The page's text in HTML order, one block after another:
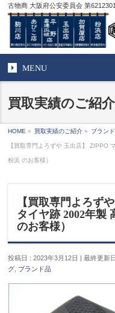
古物商 大阪府公安委員会 第
MENU
買取実績のご紹介
HOME » 買取実績のご紹介 » ブラン
【買取専門よろずや 玉出店】 ZIPPO
粉浜 のお客様）
【買取専門よろず
タイヤ跡 2002年製
のお客様）
投稿日 : 2023年3月12日 最終更新
グ ブランド品